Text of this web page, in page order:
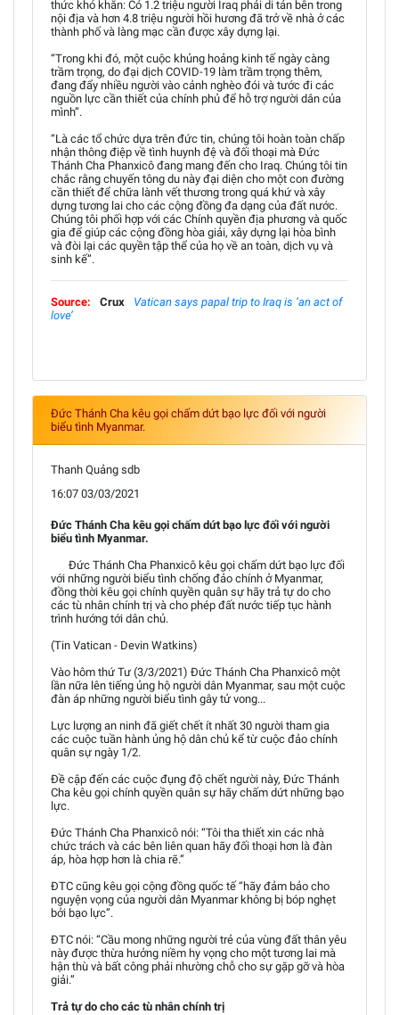
thức khó khăn: Có 1.2 triệu người Iraq phải di tản bên trong
nội địa và hơn 4.8 triệu người hồi hương đã trở về nhà ở các
thành phố và làng mạc cần được xây dựng lại.
“Trong khi đó, một cuộc khủng hoảng kinh tế ngày càng
trầm trọng, do đại dịch COVID-19 làm trầm trọng thêm,
đang đẩy nhiều người vào cảnh nghèo đói và tước đi các
nguồn lực cần thiết của chính phủ để hỗ trợ người dân của
mình”.
“Là các tổ chức dựa trên đức tin, chúng tôi hoàn toàn chấp
nhận thông điệp về tình huynh đệ và đối thoại mà Đức
Thánh Cha Phanxicô đang mang đến cho Iraq. Chúng tôi tin
chắc rằng chuyến tông du này đại diện cho một con đường
cần thiết để chữa lành vết thương trong quá khứ và xây
dựng tương lai cho các cộng đồng đa dạng của đất nước.
Chúng tôi phối hợp với các Chính quyền địa phương và quốc
gia để giúp các cộng đồng hòa giải, xây dựng lại hòa bình
và đòi lại các quyền tập thể của họ về an toàn, dịch vụ và
sinh kế”.
Source: Crux
Vatican says papal trip to Iraq is ‘an act of
love’
Đức Thánh Cha kêu gọi chấm dứt bạo lực đối với người
biểu tình Myanmar.
Thanh Quảng sdb
16:07 03/03/2021
Đức Thánh Cha kêu gọi chấm dứt bạo lực đối với người
biểu tình Myanmar.
Đức Thánh Cha Phanxicô kêu gọi chấm dứt bạo lực đối
với những người biểu tình chống đảo chính ở Myanmar,
đồng thời kêu gọi chính quyền quân sự hãy trả tự do cho
các tù nhân chính trị và cho phép đất nước tiếp tục hành
trình hướng tới dân chủ.
(Tin Vatican - Devin Watkins)
Vào hôm thứ Tư (3/3/2021) Đức Thánh Cha Phanxicô một
lần nữa lên tiếng ủng hộ người dân Myanmar, sau một cuộc
đàn áp những người biểu tình gây tử vong...
Lực lượng an ninh đã giết chết ít nhất 30 người tham gia
các cuộc tuần hành ủng hộ dân chủ kể từ cuộc đảo chính
quân sự ngày 1/2.
Đề cập đến các cuộc đụng độ chết người này, Đức Thánh
Cha kêu gọi chính quyền quân sự hãy chấm dứt những bạo
lực.
Đức Thánh Cha Phanxicô nói: “Tôi tha thiết xin các nhà
chức trách và các bên liên quan hãy đối thoại hơn là đàn
áp, hòa hợp hơn là chia rẽ.”
ĐTC cũng kêu gọi cộng đồng quốc tế “hãy đảm bảo cho
nguyện vọng của người dân Myanmar không bị bóp nghẹt
bởi bạo lực”.
ĐTC nói: “Cầu mong những người trẻ của vùng đất thân yêu
này được thừa hưởng niềm hy vọng cho một tương lai mà
hận thù và bất công phải nhường chỗ cho sự gặp gỡ và hòa
giải.”
Trả tự do cho các tù nhân chính trị